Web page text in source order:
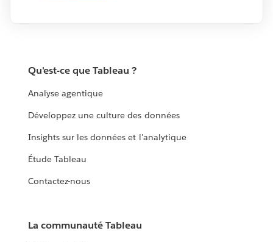
Qu'est-ce que Tableau ?
Analyse agentique
Développez une culture des données
Insights sur les données et l'analytique
Étude Tableau
Contactez-nous
La communauté Tableau